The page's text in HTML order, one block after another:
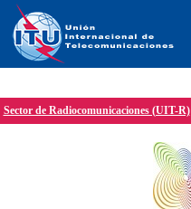
Sector de Radiocomunicaciones (UIT-R)